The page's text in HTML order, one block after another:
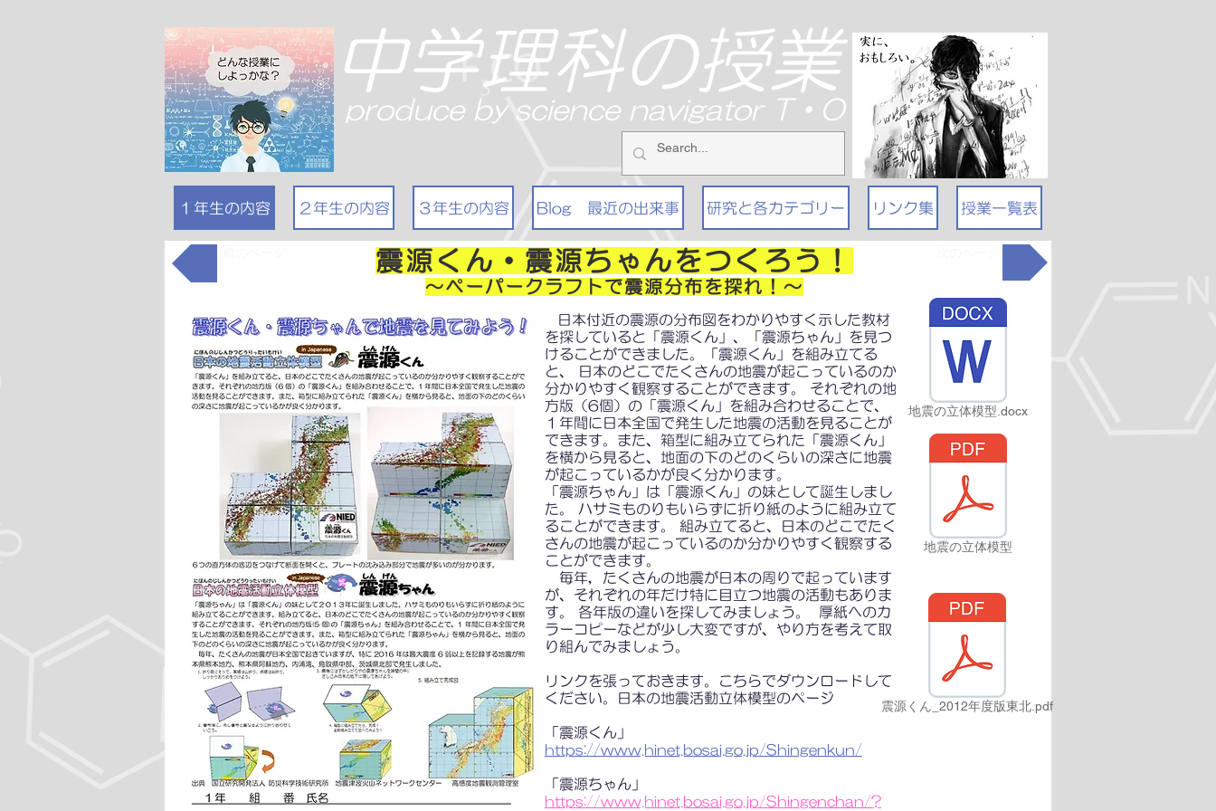
中学理科の授業
produce by science navigator T・O
１年生の内容 ２年生の内容 ３年生の内容 Blog 最近の出来事 研究と各カテゴリー リンク集 授業一覧表
震源くん・震源ちゃんをつくろう！
～ペーパークラフトで震源分布を探れ！～
日本付近の震源の分布図をわかりやすく示した教材
を探していると「震源くん」、「震源ちゃん」を見つ
けることができました。「震源くん」を組み立てる
と、 日本のどこでたくさんの地震が起こっているのか
分かりやすく観察することができます。 それぞれの地
方版（6個）の「震源くん」を組み合わせることで、
１年間に日本全国で発生した地震の活動を見ることが
できます。また、箱型に組み立てられた「震源くん」
を横から見ると、地面の下のどのくらいの深さに地震
が起こっているかが良く分かります。
「震源ちゃん」は「震源くん」の妹として誕生しまし
た。 ハサミものりもいらずに折り紙のように組み立て
ることができます。 組み立てると、日本のどこでたく
さんの地震が起こっているのか分かりやすく観察する
ことができます。
毎年，たくさんの地震が日本の周りで起っています
が、それぞれの年だけ特に目立つ地震の活動もありま
す。 各年版の違いを探してみましょう。 厚紙へのカ
ラーコピーなどが少し大変ですが、やり方を考えて取
り組んでみましょう。
リンクを張っておきます。こちらでダウンロードして
ください。
日本の地震活動立体模型のページ
「震源くん」
https://www.hinet.bosai.go.jp/Shingenkun/
「震源ちゃん」
https://www.hinet.bosai.go.jp/Shingenchan/?
地震の立体模型
震源くん_2012年度版東北.pdf
地震の立体模型.docx